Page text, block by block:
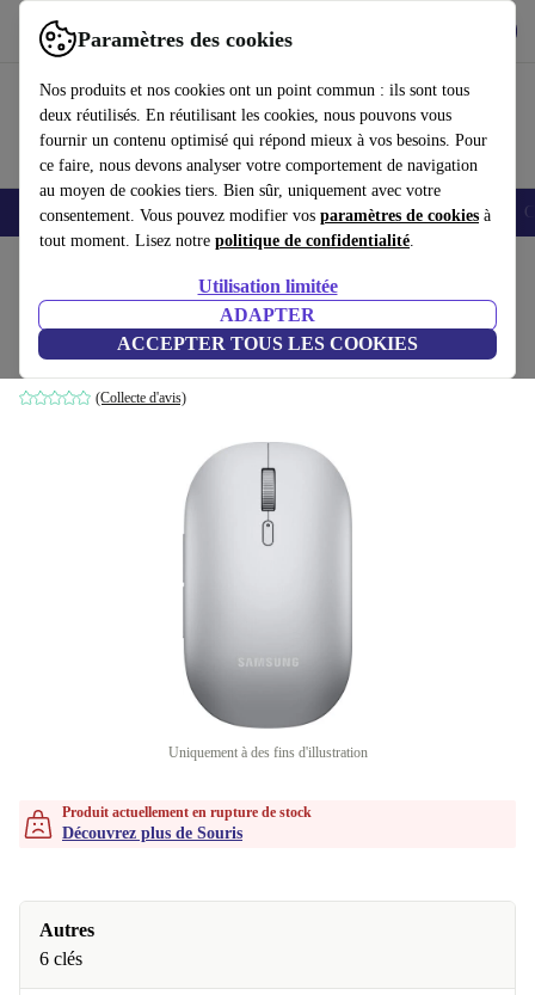
Paramètres des cookies
Nos produits et nos cookies ont un point commun : ils sont tous
deux réutilisés. En réutilisant les cookies, nous pouvons vous
fournir un contenu optimisé qui répond mieux à vos besoins. Pour
ce faire, nous devons analyser votre comportement de navigation
au moyen de cookies tiers. Bien sûr, uniquement avec votre
consentement. Vous pouvez modifier vos paramètres de cookies à
tout moment. Lisez notre politique de confidentialité.
Utilisation limitée
ADAPTER
ACCEPTER TOUS LES COOKIES
Utilisez refurbed rapidement et facilement
Smartphones Laptops Tablettes Montres connectées Accessoires
Samsung Souris Bluetooth Slim EJ-M3400
Argent
(Collecte d'avis)
Uniquement à des fins d'illustration
Produit actuellement en rupture de stock
Découvrez plus de Souris
Autres
6 clés